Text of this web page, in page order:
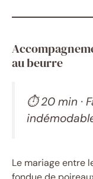
au beurre
⏱ 20 min ·
Le mariage entre